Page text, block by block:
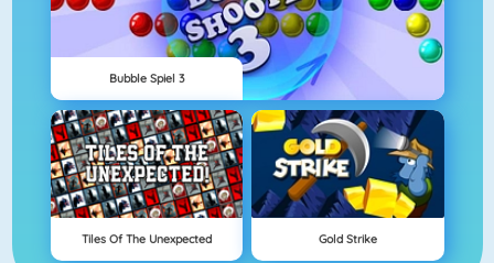
Bubble Spiel 3
Tiles Of The Unexpected Gold Strike